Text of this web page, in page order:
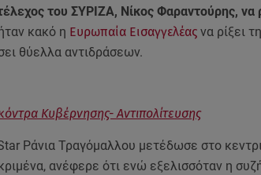
του ΣΥΡΙΖΑ, Νίκος Φαραντούρης, να
κακό η Ευρωπαία Εισαγγελέαςνα ρίξει
θύελλα αντιδράσεων.
Κυβέρνησης- Αντιπολίτευσης
Ράνια Τραγόμαλλου μετέδωσε στο
ανέφερε ότι ενώ εξελισσόταν η